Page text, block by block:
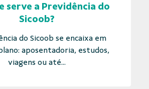
serve a Previdência do
Sicoob?
do Sicoob se encaixa em
aposentadoria, estudos,
viagens ou até...